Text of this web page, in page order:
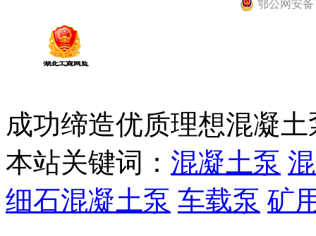
鄂公网安备
成功缔造优质理想混凝土
本站关键词： 混凝土泵
细石混凝土泵 车载泵 矿